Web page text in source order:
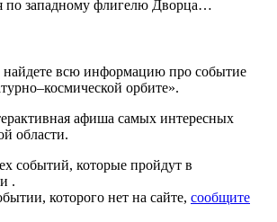
по западному флигелю Дворца…
всю информацию про событие
орбите».
афиша самых интересных
области.
событий, которые пройдут в
.
которого нет на сайте, сообщите